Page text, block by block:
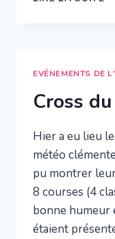
EVÉNEMENTS DE
Cross
Hier a eu lieu
météo
pu montrer
8 courses (4
bonne humeur
étaient